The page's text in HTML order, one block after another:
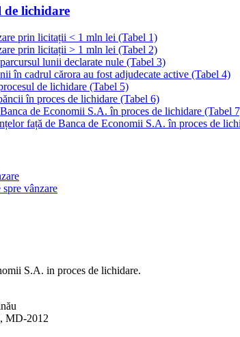
lichidare
prin licitații < 1 mln lei (Tabel 1)
prin licitații > 1 mln lei (Tabel 2)
lunii declarate nule (Tabel 3)
în cadrul cărora au fost adjudecate active (Tabel 4)
de lichidare (Tabel 5)
în proces de lichidare (Tabel 6)
de Economii S.A. în proces de lichidare (Tabel
față de Banca de Economii S.A. în proces de
vânzare
S.A. in proces de lichidare.
MD-2012